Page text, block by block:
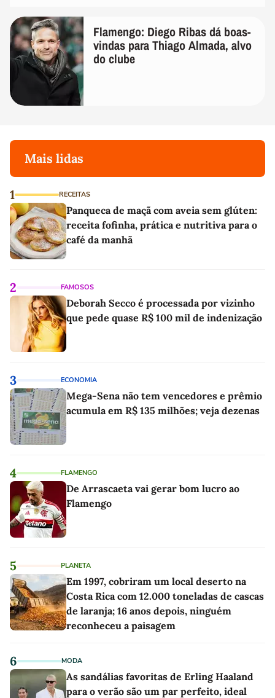
Flamengo: Diego Ribas dá boas-
vindas para Thiago Almada, alvo
do clube
Mais lidas
1 RECEITAS
Panqueca de maçã com aveia sem glúten:
receita fofinha, prática e nutritiva para o
café da manhã
2 FAMOSOS
Deborah Secco é processada por vizinho
que pede quase R$ 100 mil de indenização
3 ECONOMIA
Mega-Sena não tem vencedores e prêmio
acumula em R$ 135 milhões; veja dezenas
4 FLAMENGO
De Arrascaeta vai gerar bom lucro ao
Flamengo
5 PLANETA
Em 1997, cobriram um local deserto na
Costa Rica com 12.000 toneladas de cascas
de laranja; 16 anos depois, ninguém
reconheceu a paisagem
6 MODA
As sandálias favoritas de Erling Haaland
para o verão são um par perfeito, ideal